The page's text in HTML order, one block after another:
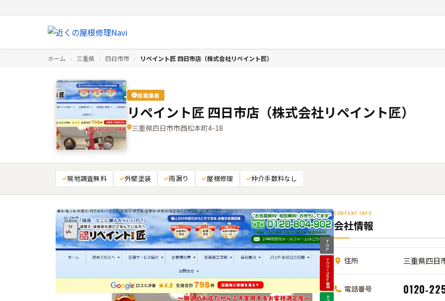
ホーム › 三重県 › 四日市市 › リペイント匠 四日市店（株式会社リペイント匠）
掲載業者
リペイント匠 四日市店（株式会社リペイント匠）
三重県四日市市西松本町4-18
現地調査無料 外壁塗装 雨漏り 屋根修理 仲介手数料なし
COMPANY INFO
会社情報
住所 三重県四日
電話番号